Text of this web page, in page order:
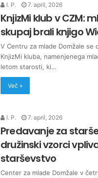
I. P. 7. april, 2026
KnjizMi klub v CZM:
skupaj brali knjigo
V Centru za mlade Domžale se
KnjizMi kluba, namenjenega
letom starosti, ki…
Več »
I. P. 7. april, 2026
Predavanje za
družinski vzorci
starševstvo
Center za mlade Domžale v